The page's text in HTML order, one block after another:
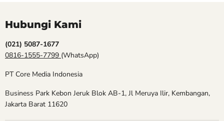
Hubungi Kami
(021) 5087-1677
0816-1555-7799 (WhatsApp)
PT Core Media Indonesia
Business Park Kebon Jeruk Blok AB-1, Jl Meruya Ilir, Kembangan,
Jakarta Barat 11620